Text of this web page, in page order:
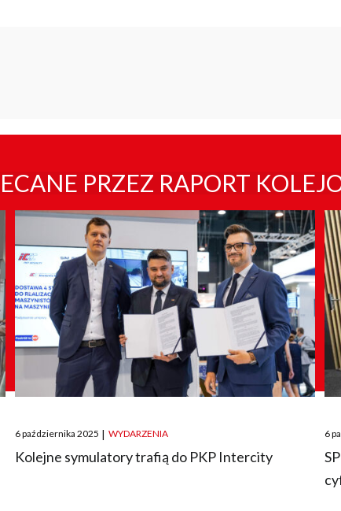
PRZEZ RAPORT
Posted
on
6 października 2025 | WYDARZENIA
Kolejne symulatory trafią do PKP Intercity
on
6